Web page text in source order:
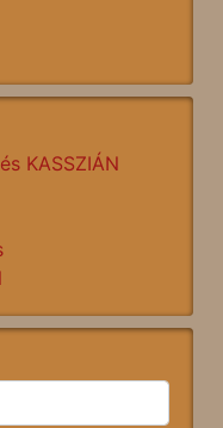
KASSZIÁN